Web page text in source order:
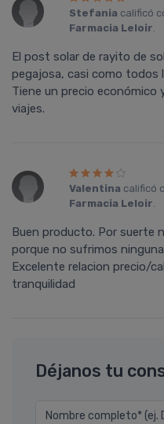
Stefania calificó
Farmacia Leloir.
El post solar de rayito de
pegajosa, casi como
Tiene un precio económico
viajes.
Valentina calificó
Farmacia Leloir.
Buen producto. Por suerte
porque no sufrimos
Excelente relacion precio/
tranquilidad
Déjanos tu
Nombre completo* (ej.